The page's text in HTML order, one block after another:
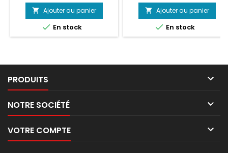
de
base
 Ajouter au panier
 En stock
de
base
 Ajouter au panier
 En stock
PRODUITS 
NOTRE SOCIÉTÉ 
VOTRE COMPTE 